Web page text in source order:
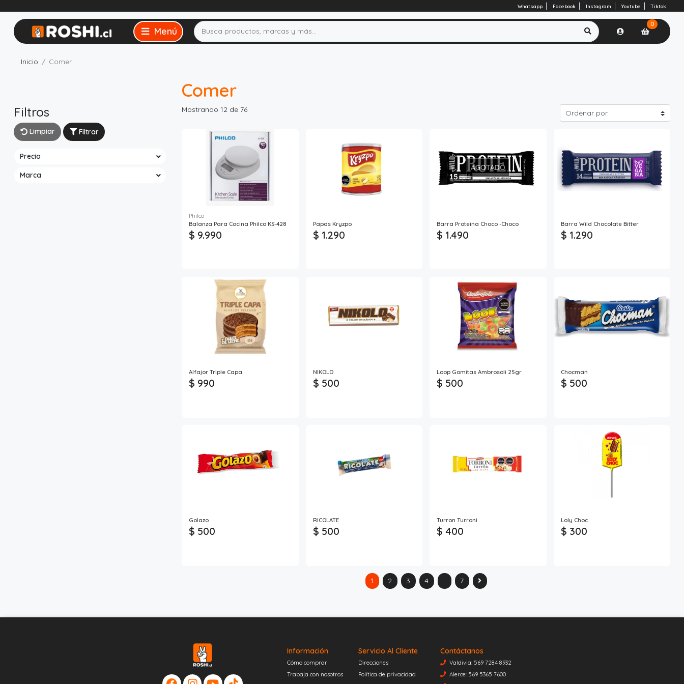
Whatsapp Facebook Instagram Youtube Tiktok
0
Inicio Comer
Comer
Filtros
Limpiar Filtrar
Precio
Marca
Mostrando 12 de 76
Philco
Balanza Para Cocina Philco KS-428
$ 9.990
Papas Kryzpo
$ 1.290
AGOTADO
Barra Proteina Choco -Choco
$ 1.490
Barra Wild Chocolate Bitter
$ 1.290
Alfajor Triple Capa
$ 990
NIKOLO
$ 500
Loop Gomitas Ambrosoli 25gr
$ 500
Chocman
$ 500
Golazo
$ 500
RICOLATE
$ 500
Turron Turroni
$ 400
Loly Choc
$ 300
1 2 3 4 .. 7
Información
Cómo comprar
Trabaja con nosotros
Servicio Al Cliente
Direcciones
Política de privacidad
Contáctanos
Valdivia: 569 7284 8932
Alerce: 569 5365 7600